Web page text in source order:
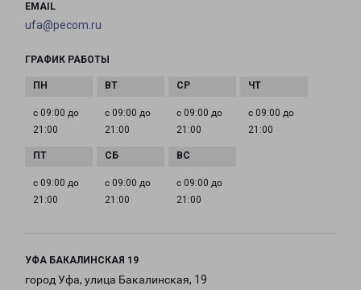
EMAIL
ufa@pecom.ru
ГРАФИК РАБОТЫ
с 09:00 до
21:00
с 09:00 до
21:00
с 09:00 до
21:00
с 09:00 до
21:00
с 09:00 до
21:00
с 09:00 до
21:00
с 09:00 до
21:00
УФА БАКАЛИНСКАЯ 19
город Уфа, улица Бакалинская, 19